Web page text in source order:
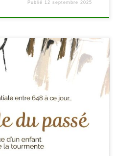
Publié 12 septembre 2025
vient de publier « Un souffle du
sein de la tourmente ». Dans cet
de Malmedy, elle y
parcours de vie. En vente à la